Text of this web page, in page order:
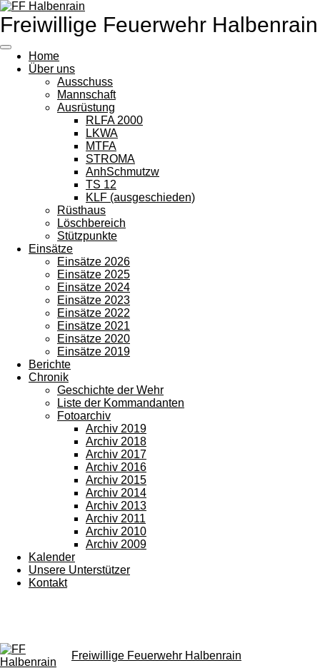
Zum
Hauptinhalt
Freiwillige Feuerwehr Halbenrain
Home
Über uns
Ausschuss
Mannschaft
Ausrüstung
RLFA 2000
LKWA
MTFA
STROMA
AnhSchmutzw
TS 12
KLF (ausgeschieden)
Rüsthaus
Löschbereich
Stützpunkte
Einsätze
Einsätze 2026
Einsätze 2025
Einsätze 2024
Einsätze 2023
Einsätze 2022
Einsätze 2021
Einsätze 2020
Einsätze 2019
Berichte
Chronik
Geschichte der Wehr
Liste der Kommandanten
Fotoarchiv
Archiv 2019
Archiv 2018
Archiv 2017
Archiv 2016
Archiv 2015
Archiv 2014
Archiv 2013
Archiv 2011
Archiv 2010
Archiv 2009
Kalender
Unsere Unterstützer
Kontakt
Freiwillige Feuerwehr Halbenrain